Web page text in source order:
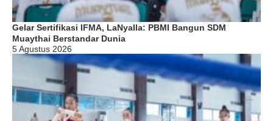
Gelar Sertifikasi IFMA, LaNyalla: PBMI Bangun SDM
Muaythai Berstandar Dunia
5 Agustus 2026